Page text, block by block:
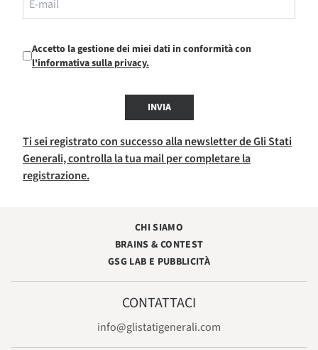
Accetto la gestione dei miei dati in conformità con
l'informativa sulla privacy.
INVIA
Ti sei registrato con successo alla newsletter de Gli Stati
Generali, controlla la tua mail per completare la
registrazione.
CHI SIAMO
BRAINS & CONTEST
GSG LAB E PUBBLICITÀ
CONTATTACI
info@glistatigenerali.com